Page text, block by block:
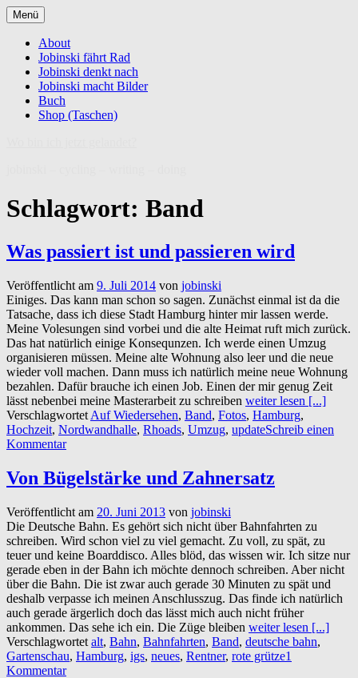
Zum
Inhalt
springen
Menü
About
Jobinski fährt Rad
Jobinski denkt nach
Jobinski macht Bilder
Buch
Shop (Taschen)
Schlagwort: Band
Was passiert ist und passieren wird
Veröffentlicht am 9. Juli 2014 von jobinski
Einiges. Das kann man schon so sagen. Zunächst einmal ist da die
Tatsache, dass ich diese Stadt Hamburg hinter mir lassen werde.
Meine Volesungen sind vorbei und die alte Heimat ruft mich zurück.
Das hat natürlich einige Konsequnzen. Ich werde einen Umzug
organisieren müssen. Meine alte Wohnung also leer und die neue
wieder voll machen. Dann muss ich natürlich meine neue Wohnung
bezahlen. Dafür brauche ich einen Job. Einen der mir genug Zeit
lässt nebenbei meine Masterarbeit zu schreiben weiter lesen [...]
Verschlagwortet Auf Wiedersehen, Band, Fotos, Hamburg,
Hochzeit, Nordwandhalle, Rhoads, Umzug, updateSchreib einen
Kommentar
Von Bügelstärke und Zahnersatz
Veröffentlicht am 20. Juni 2013 von jobinski
Die Deutsche Bahn. Es gehört sich nicht über Bahnfahrten zu
schreiben. Wird schon viel zu viel gemacht. Zu voll, zu spät, zu
teuer und keine Boarddisco. Alles blöd, das wissen wir. Ich sitze nur
gerade eben in der Bahn ich möchte dennoch schreiben. Aber nicht
über die Bahn. Die ist zwar auch gerade 30 Minuten zu spät und
deshalb verpasse ich meinen Anschlusszug. Das finde ich natürlich
auch gerade ärgerlich doch das lässt mich auch nicht früher
ankommen. Das sehe ich ein. Die Züge bleiben weiter lesen [...]
Verschlagwortet alt, Bahn, Bahnfahrten, Band, deutsche bahn,
Gartenschau, Hamburg, igs, neues, Rentner, rote grütze1
Kommentar